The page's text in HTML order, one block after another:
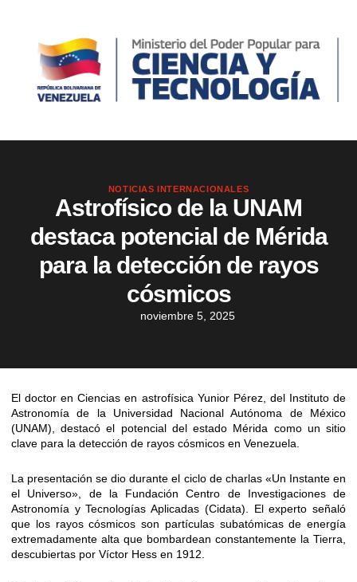
NOTICIAS INTERNACIONALES
Astrofísico de la UNAM
destaca potencial de Mérida
para la detección de rayos
cósmicos
noviembre 5, 2025
El doctor en Ciencias en astrofísica Yunior Pérez, del Instituto de
Astronomía de la Universidad Nacional Autónoma de México
(UNAM), destacó el potencial del estado Mérida como un sitio
clave para la detección de rayos cósmicos en Venezuela.
La presentación se dio durante el ciclo de charlas «Un Instante en
el Universo», de la Fundación Centro de Investigaciones de
Astronomía y Tecnologías Aplicadas (Cidata). El experto señaló
que los rayos cósmicos son partículas subatómicas de energía
extremadamente alta que bombardean constantemente la Tierra,
descubiertas por Víctor Hess en 1912.